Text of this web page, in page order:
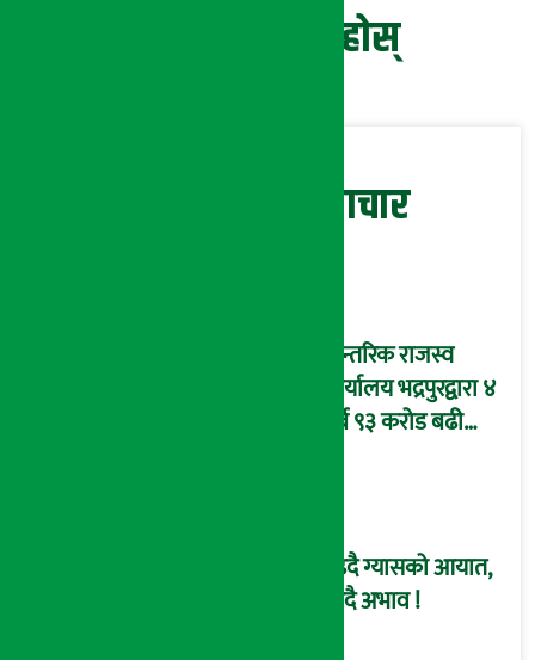
प्रतिक्रिया दिनुहोस्
सम्बन्धित समाचार
आन्तरिक राजस्व
कार्यालय भद्रपुरद्वारा ४
अर्ब ९३ करोड बढी
बढ्दै ग्यासको आयात,
हट्दै अभाव !